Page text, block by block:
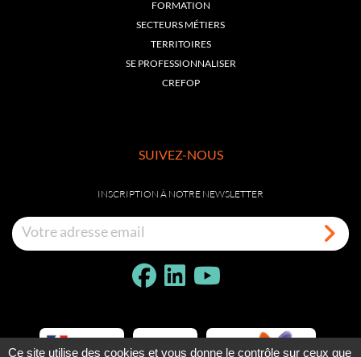
FORMATION
SECTEURS MÉTIERS
TERRITOIRES
SE PROFESSIONNALISER
CREFOP
SUIVEZ-NOUS
INSCRIPTION À NOTRE NEWSLETTER
Ce site utilise des cookies et vous donne le contrôle sur ceux que